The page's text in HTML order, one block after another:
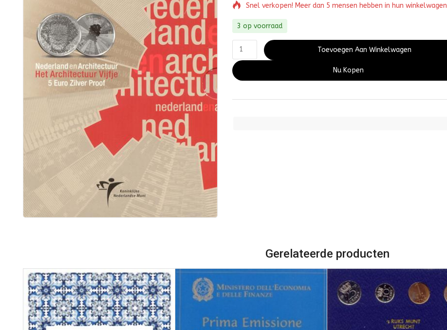
Snel verkopen! Meer dan 5 mensen hebben in hun winkelwagen
3 op voorraad
Toevoegen Aan Winkelwagen
Nu Kopen
Gerelateerde producten